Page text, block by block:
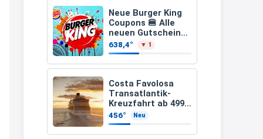
Neue Burger King
Coupons 🍔 Alle
neuen Gutscheine
und Codes als PDF
gültig ab 25.07.2026
bis 04.09.2026
638,4° ▼ 1
Costa Favolosa
Transatlantik-
Kreuzfahrt ab 499€
– 18 Nächte von
Hamburg nach
Guadeloupe
456° Neu
müsste schon stornieren und
nochmal bestellen, da man
Rabattcodes oder auch
Geschenkgutscheine im
Warenkorb oder an der Kasse
VOR dem Kauf einlösen kann.
17:06
↩